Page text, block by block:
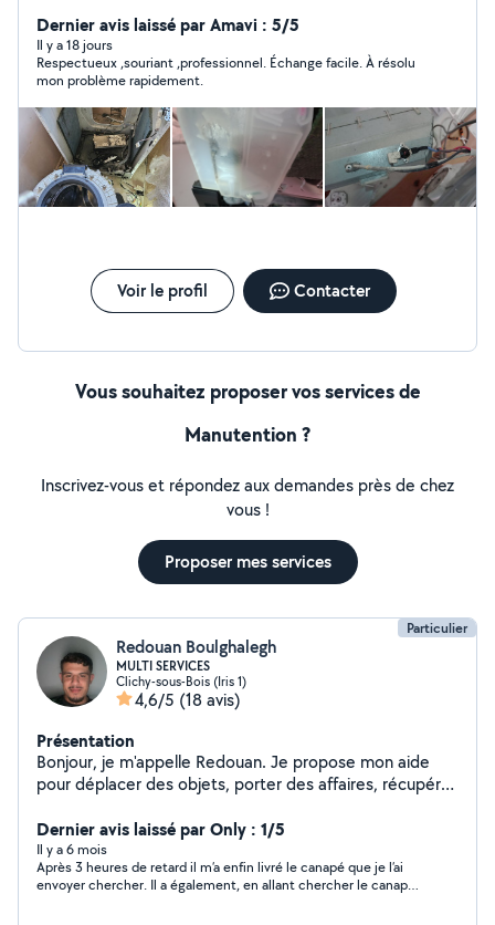
Électroménager le plus rapidement et efficacement
Dernier avis laissé par Amavi : 5/5
Il y a 18 jours
Respectueux ,souriant ,professionnel. Échange facile. À résolu
mon problème rapidement.
Voir le profil Contacter
Vous souhaitez proposer vos services de
Manutention ?
Inscrivez-vous et répondez aux demandes près de chez
vous !
Proposer mes services
Particulier
Redouan Boulghalegh
MULTI SERVICES
Clichy-sous-Bois (Iris 1)
4,6/5 (18 avis)
Présentation
Bonjour, je m'appelle Redouan. Je propose mon aide
pour déplacer des objets, porter des affaires, récupérer
transports du quotidien. Je suis sérieux, ponctuel et
soigneux. J'aide volontiers pour le chargement et le
déplacement d'objets selon vos besoins. N'hésitez pas
à me contacter, je réponds rapidement.
Dernier avis laissé par Only : 1/5
Il y a 6 mois
Après 3 heures de retard il m’a enfin livré le canapé que je l’ai
envoyer chercher. Il a également, en allant chercher le canapé